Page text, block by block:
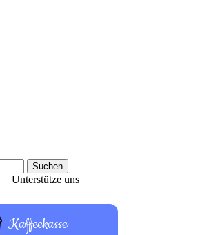
Unterstütze uns
Kaffeekasse